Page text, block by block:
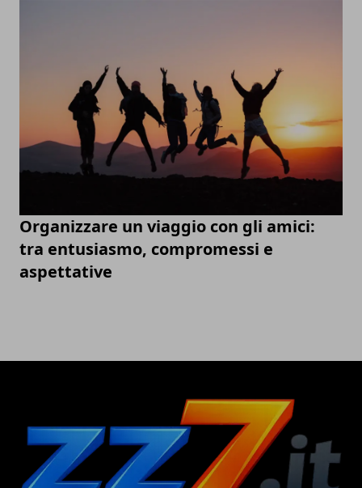
Organizzare un viaggio con gli amici:
tra entusiasmo, compromessi e
aspettative